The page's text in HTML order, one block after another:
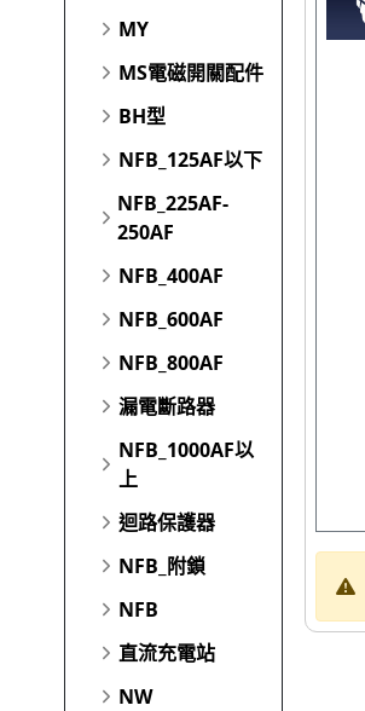
MY
MS電磁開關配件
BH型
NFB_125AF以下
NFB_225AF-
250AF
NFB_400AF
NFB_600AF
NFB_800AF
漏電斷路器
NFB_1000AF以
上
迴路保護器
NFB_附鎖
NFB
直流充電站
NW